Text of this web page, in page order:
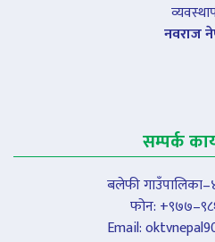
नवराज
सम्पर्क
बलेफी
फोन:
Email: